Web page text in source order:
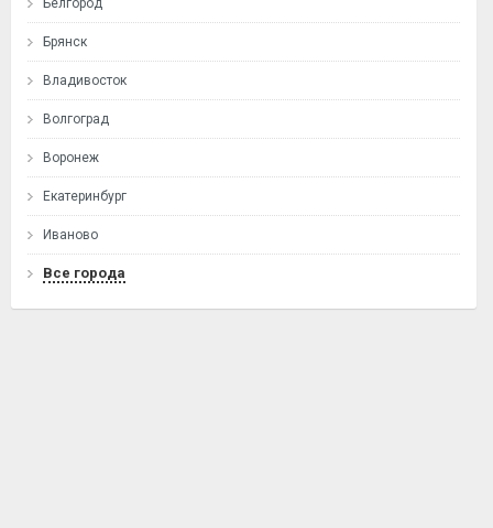
Брянск
Владивосток
Волгоград
Воронеж
Екатеринбург
Иваново
Все города